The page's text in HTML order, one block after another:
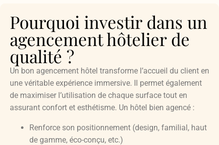
Pourquoi investir dans un
agencement hôtelier de
qualité ?
Un bon agencement hôtel transforme l’accueil du client en
une véritable expérience immersive. Il permet également
de maximiser l’utilisation de chaque surface tout en
assurant confort et esthétisme. Un hôtel bien agencé :
Renforce son positionnement (design, familial, haut
de gamme, éco-conçu, etc.)